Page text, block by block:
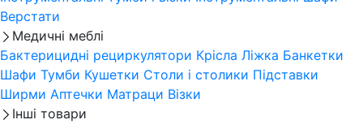
Верстати
Медичні меблі
Бактерицидні рециркулятори Крісла Ліжка Банкетки
Шафи Тумби Кушетки Столи і столики Підставки
Ширми Аптечки Матраци Візки
Інші товари